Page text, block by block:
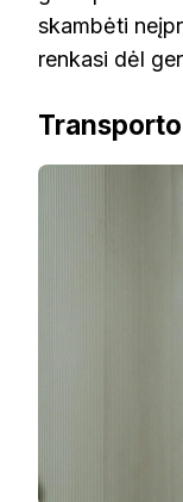
skambėti
renkasi dėl